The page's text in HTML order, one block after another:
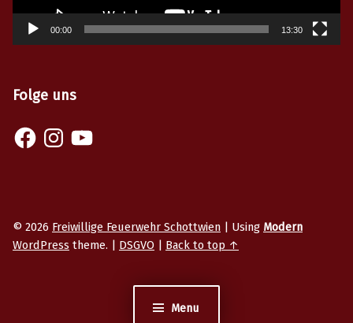
Menu
00:00 13:30
Folge uns
© 2026 Freiwillige Feuerwehr Schottwien | Using Modern
WordPress theme. | DSGVO | Back to top ↑